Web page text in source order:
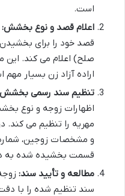
است.
اعلام قصد و نوع بخشش:
قصد خود را برای
صلح) اعلام می کند. این
اراده آزاد زن بسیار
تنظیم سند رسمی بخشش
اظهارات زوجه و نوع
مهریه را تنظیم می کند.
و مشخصات زوجین، شماره
قسمت بخشیده شده به
مطالعه و تأیید سند:
سند تنظیم شده را با